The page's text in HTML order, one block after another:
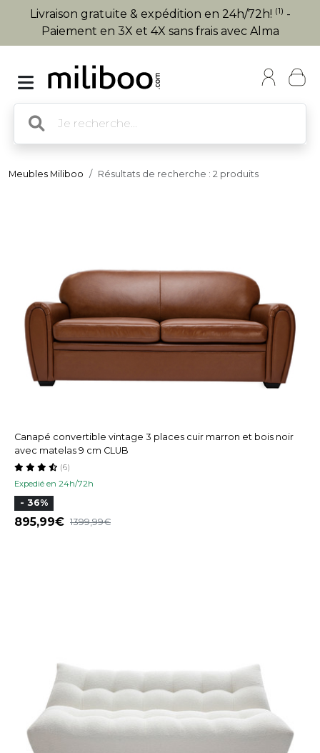
Livraison gratuite & expédition en 24h/72h! (1) -
Paiement en 3X et 4X sans frais avec Alma
Meubles Miliboo Résultats de recherche : 2 produits
Canapé convertible vintage 3 places cuir marron et bois noir
avec matelas 9 cm CLUB
Expedié en 24h/72h
(6)
- 36%
895,99 1399,99